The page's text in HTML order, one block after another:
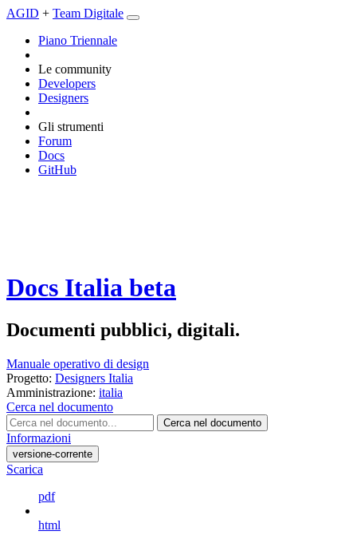
AGID + Team Digitale
Piano Triennale
Le community
Developers
Designers
Gli strumenti
Forum
Docs
GitHub
Docs Italia beta
Documenti pubblici, digitali.
Manuale operativo di design
Progetto: Designers Italia
Amministrazione: italia
Cerca nel documento
Cerca nel documento
Informazioni
versione-corrente
Scarica
pdf
html